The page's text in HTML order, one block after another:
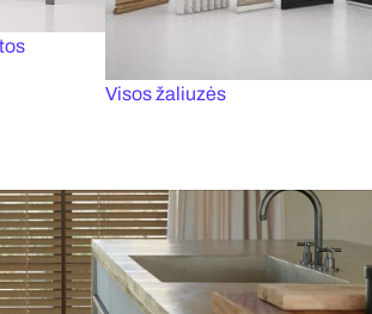
Visos žaliuzės